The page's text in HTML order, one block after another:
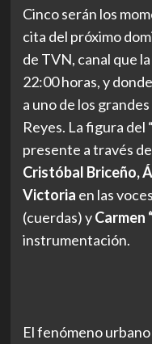
Cinco serán los
cita del próximo
de TVN, canal que
22:00 horas, y
a uno de los
Reyes. La figura del
presente a través
Cristóbal Briceño,
Victoria en las
(cuerdas) yCarmen
instrumentación.
El fenómeno